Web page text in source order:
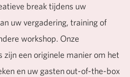
break tijdens uw
uw vergadering, training of
workshop. Onze
zijn een originele manier om het
en uw gasten out-of-the-box